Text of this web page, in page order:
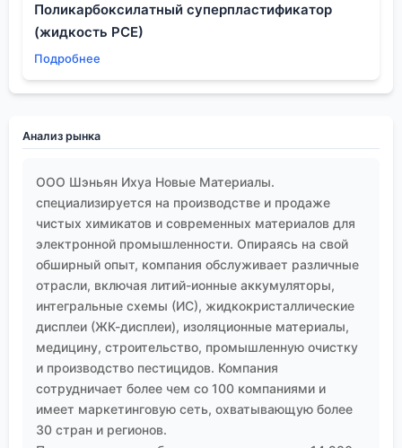
Поликарбоксилатный суперпластификатор
(жидкость PCE)
Подробнее
Анализ рынка
ООО Шэньян Ихуа Новые Материалы.
специализируется на производстве и продаже
чистых химикатов и современных материалов для
электронной промышленности. Опираясь на свой
обширный опыт, компания обслуживает различные
отрасли, включая литий-ионные аккумуляторы,
интегральные схемы (ИС), жидкокристаллические
дисплеи (ЖК-дисплеи), изоляционные материалы,
медицину, строительство, промышленную очистку
и производство пестицидов. Компания
сотрудничает более чем со 100 компаниями и
имеет маркетинговую сеть, охватывающую более
30 стран и регионов.